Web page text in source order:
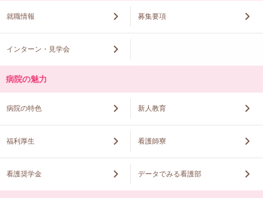
就職情報 募集要項
インターン・見学会
病院の魅力
病院の特色 新人教育
福利厚生 看護師寮
看護奨学金 データでみる看護部